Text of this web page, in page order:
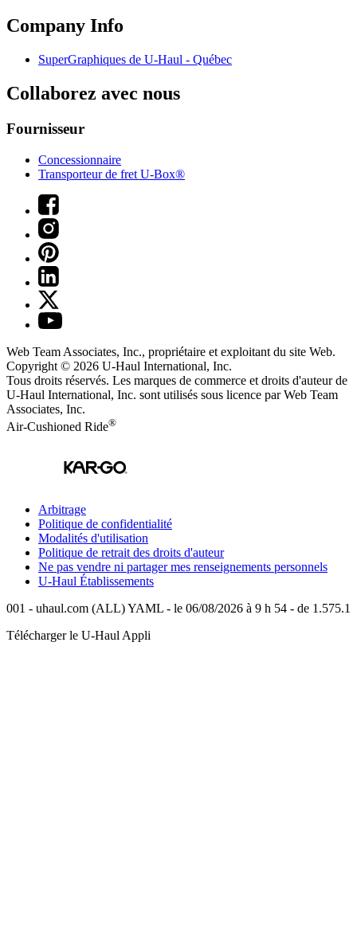
Company Info
SuperGraphiques de U-Haul - Québec
Collaborez avec nous
Fournisseur
Concessionnaire
Transporteur de fret U-Box®
Web Team Associates, Inc., propriétaire et exploitant du site Web.
Copyright © 2026 U-Haul International, Inc.
Tous droits réservés. Les marques de commerce et droits d'auteur de
U-Haul International, Inc. sont utilisés sous licence par Web Team
Associates, Inc.
Air-Cushioned Ride®
Arbitrage
Politique de confidentialité
Modalités d'utilisation
Politique de retrait des droits d'auteur
Ne pas vendre ni partager mes renseignements personnels
U-Haul Établissements
001 - uhaul.com (ALL) YAML - le 06/08/2026 à 9 h 54 - de 1.575.1
Télécharger le U-Haul Appli